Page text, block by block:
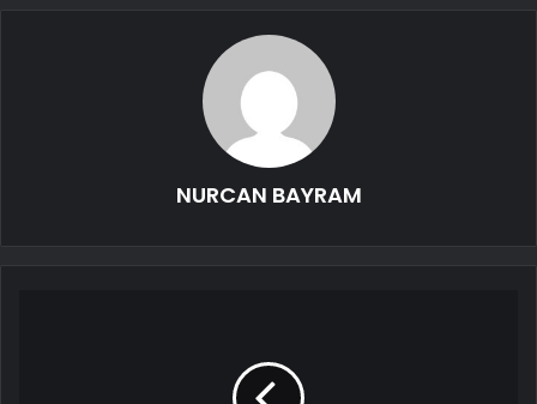
NURCAN BAYRAM